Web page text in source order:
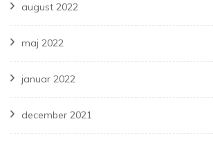
august 2022
maj 2022
januar 2022
december 2021